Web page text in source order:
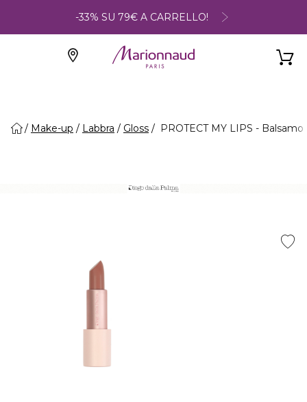
-33% SU 79€ A CARRELLO!
Make-up Labbra Gloss PROTECT MY LIPS -